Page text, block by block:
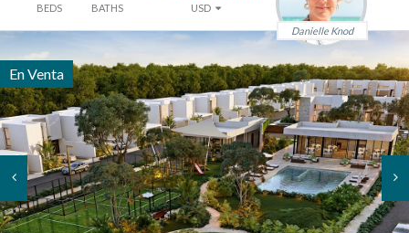
BEDS BATHS
USD
Danielle Knod
En Venta